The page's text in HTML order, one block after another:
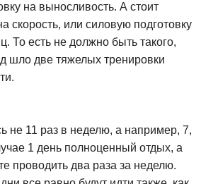
на выносливость. А стоит
скорость, или силовую подготовку
То есть не должно быть такого,
шло две тяжелых тренировки
не 11 раз в неделю, а например, 7,
1 день полноценный отдых, а
проводить два раза за неделю.